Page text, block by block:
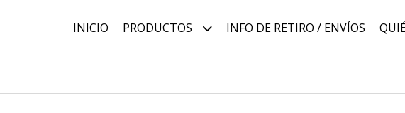
INICIO PRODUCTOS INFO DE RETIRO / ENVÍOS